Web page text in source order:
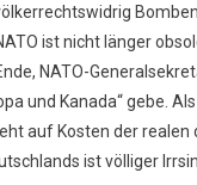
ist nicht länger
NATO-
und Kanada“ gebe.
auf Kosten der
ist völliger